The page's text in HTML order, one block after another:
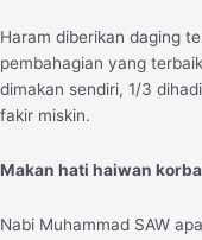
Haram diberikan daging
pembahagian yang
dimakan sendiri, 1/3
fakir miskin.
Makan hati haiwan
Nabi Muhammad SAW